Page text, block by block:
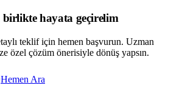
hayata geçirelim
teklif için hemen başvurun. Uzman
özel çözüm önerisiyle dönüş yapsın.
Hemen Ara